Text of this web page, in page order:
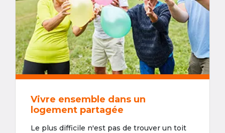
Vivre ensemble dans un
logement partagée
Le plus difficile n'est pas de trouver un toit